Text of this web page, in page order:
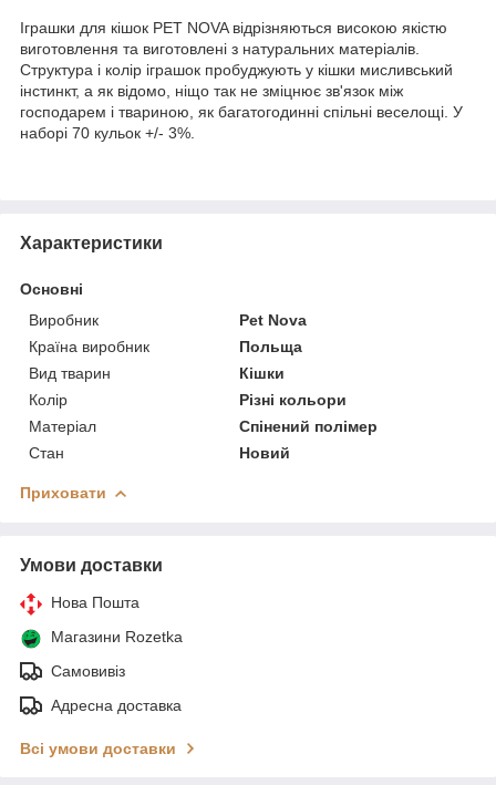
Іграшки для кішок PET NOVA відрізняються високою якістю
виготовлення та виготовлені з натуральних матеріалів.
Структура і колір іграшок пробуджують у кішки мисливський
інстинкт, а як відомо, ніщо так не зміцнює зв'язок між
господарем і твариною, як багатогодинні спільні веселощі. У
наборі 70 кульок +/- 3%.
Характеристики
Основні
Виробник
Pet Nova
Країна виробник
Польща
Вид тварин
Кішки
Колір
Різні кольори
Матеріал
Спінений полімер
Стан
Новий
Приховати
Умови доставки
Нова Пошта
Магазини Rozetka
Самовивіз
Адресна доставка
Всі умови доставки